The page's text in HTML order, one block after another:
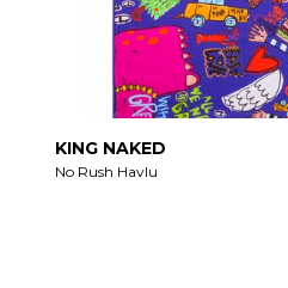
KING NAKED
No Rush Havlu